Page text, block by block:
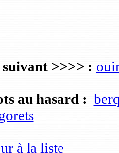
>>>> :
au hasard :
à la liste